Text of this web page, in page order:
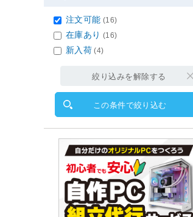
注文可能 (16)
在庫あり (16)
新入荷 (4)
絞り込みを解除する
この条件で絞り込む